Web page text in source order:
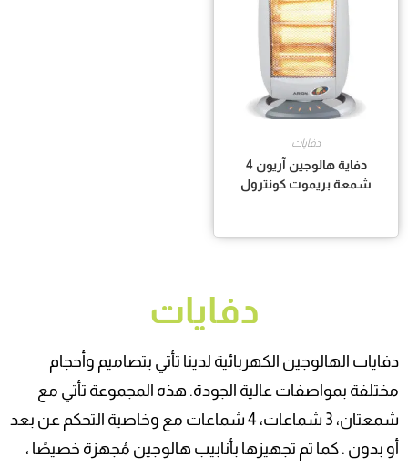
دفايات
دفاية هالوجين آريون 4
شمعة بريموت كونترول
دفايات
دفايات الهالوجين الكهربائية لدينا تأتي بتصاميم وأحجام
مختلفة بمواصفات عالية الجودة. هذه المجموعة تأتي مع
شمعتان، 3 شماعات، 4 شماعات مع وخاصية التحكم عن بعد
أو بدون . كما تم تجهيزها بأنابيب هالوجين مُجهزة خصيصًا ،